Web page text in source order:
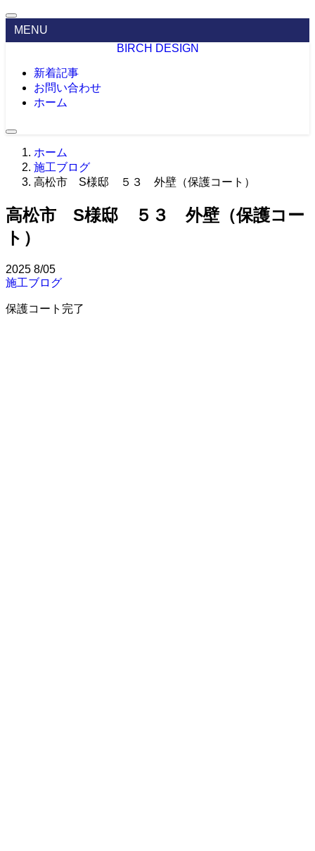
MENU
BIRCH DESIGN
新着記事
お問い合わせ
ホーム
ホーム
施工ブログ
高松市 S様邸 ５３ 外壁（保護コート）
高松市 S様邸 ５３ 外壁（保護コー
ト）
2025 8/05
施工ブログ
保護コート完了